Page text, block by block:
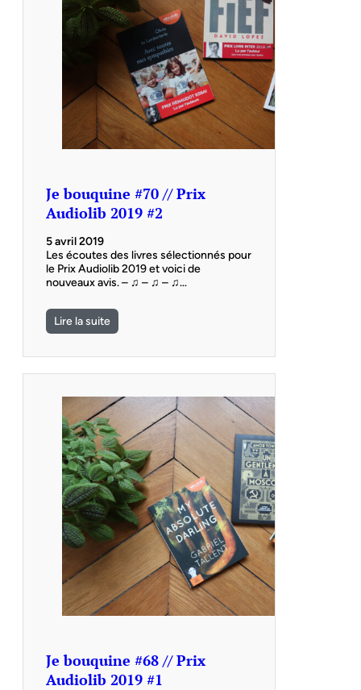
Je bouquine #70 // Prix
Audiolib 2019 #2
5 avril 2019
Les écoutes des livres sélectionnés pour
le Prix Audiolib 2019 et voici de
nouveaux avis. – ♫ – ♫ – ♫…
Lire la suite
Je bouquine #68 // Prix
Audiolib 2019 #1